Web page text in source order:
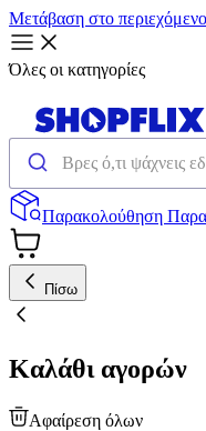
Μετάβαση στο περιεχόμενο
Όλες οι κατηγορίες
Παρακολούθηση
Πίσω
Καλάθι αγορών
Αφαίρεση όλων